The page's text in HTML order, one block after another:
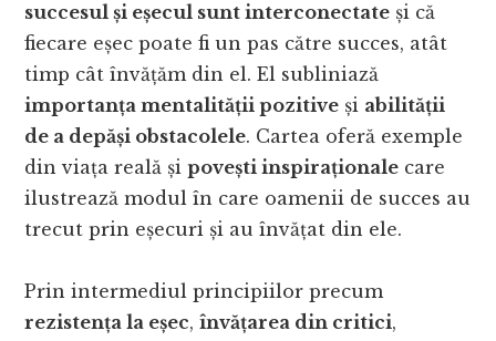
succesul și eșecul sunt interconectate și că
fiecare eșec poate fi un pas către succes, atât
timp cât învățăm din el. El subliniază
importanța mentalității pozitive și abilității
de a depăși obstacolele. Cartea oferă exemple
din viața reală șipovești inspiraționale care
ilustrează modul în care oamenii de succes au
trecut prin eșecuri și au învățat din ele.
Prin intermediul principiilor precum
rezistența la eșec,învățarea din critici,